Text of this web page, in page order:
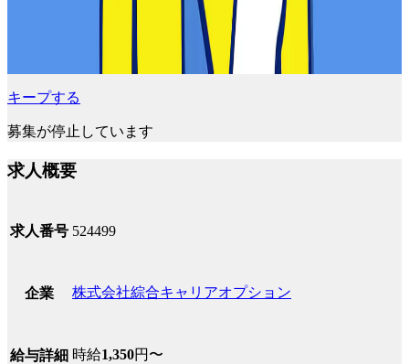
キープする
募集が停止しています
求人概要
求人番号 524499
企業 株式会社綜合キャリアオプション
給与詳細 時給1,350円〜